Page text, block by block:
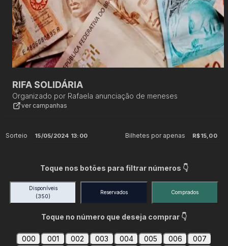
RIFA SOLIDÁRIA
Organizado por Rafaela anunciação de meneses
ver campanhas
Sorteio 15/05/2024 13:00 Bilhetes por apenas R$15,00
Toque nos botões para filtrar números 👇
Disponíveis
(350)
Reservados Comprados
Toque no número que deseja comprar 👇
000 001 002 003 004 005 006
007